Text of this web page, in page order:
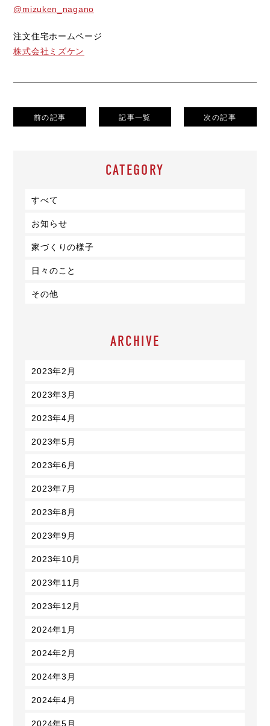
@mizuken_nagano
注文住宅ホームページ
株式会社ミズケン
前の記事 記事一覧 次の記事
CATEGORY
すべて
お知らせ
家づくりの様子
日々のこと
その他
ARCHIVE
2023年2月
2023年3月
2023年4月
2023年5月
2023年6月
2023年7月
2023年8月
2023年9月
2023年10月
2023年11月
2023年12月
2024年1月
2024年2月
2024年3月
2024年4月
2024年5月